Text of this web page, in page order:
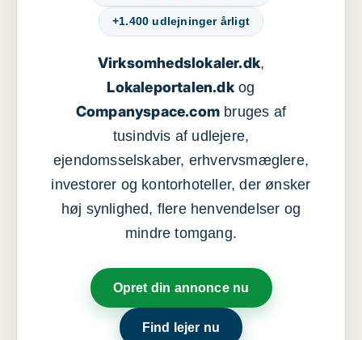
+1.400 udlejninger årligt
Virksomhedslokaler.dk,
Lokaleportalen.dkog
Companyspace.com bruges af
tusindvis af udlejere,
ejendomsselskaber, erhvervsmæglere,
investorer og kontorhoteller, der ønsker
høj synlighed, flere henvendelser og
mindre tomgang.
Opret din annonce nu
Find lejer nu